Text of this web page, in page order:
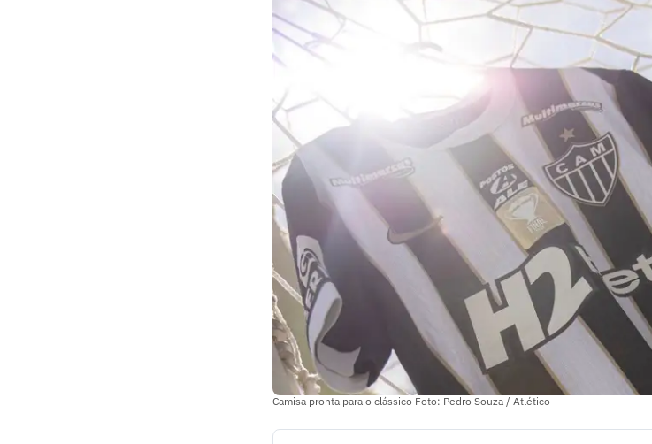
Camisa pronta para o clássico Foto: Pedro Souza / Atlético